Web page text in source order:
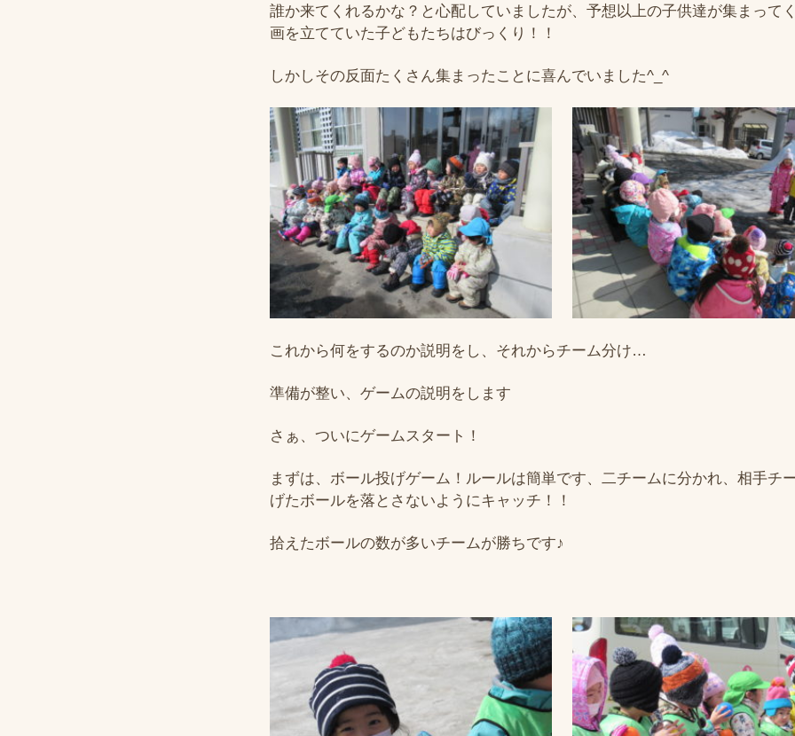
誰か来てくれるかな？と心配していましたが、予想以上の子供達が集まって
画を立てていた子どもたちはびっくり！！
しかしその反面たくさん集まったことに喜んでいました^_^
これから何をするのか説明をし、それからチーム分け…
準備が整い、ゲームの説明をします
さぁ、ついにゲームスタート！
まずは、ボール投げゲーム！ルールは簡単です、二チームに分かれ、相手チ
げたボールを落とさないようにキャッチ！！
拾えたボールの数が多いチームが勝ちです♪